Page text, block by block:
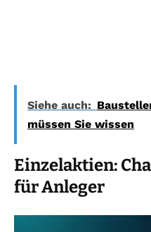
Siehe auch:
müssen Sie wissen
Einzelaktien:
für Anleger